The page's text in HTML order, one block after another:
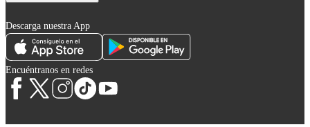
Descarga nuestra App
Encuéntranos en redes